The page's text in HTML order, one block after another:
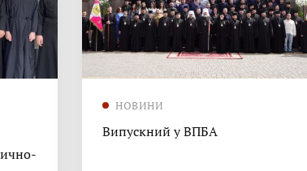
НОВИНИ
Випускний у ВПБА